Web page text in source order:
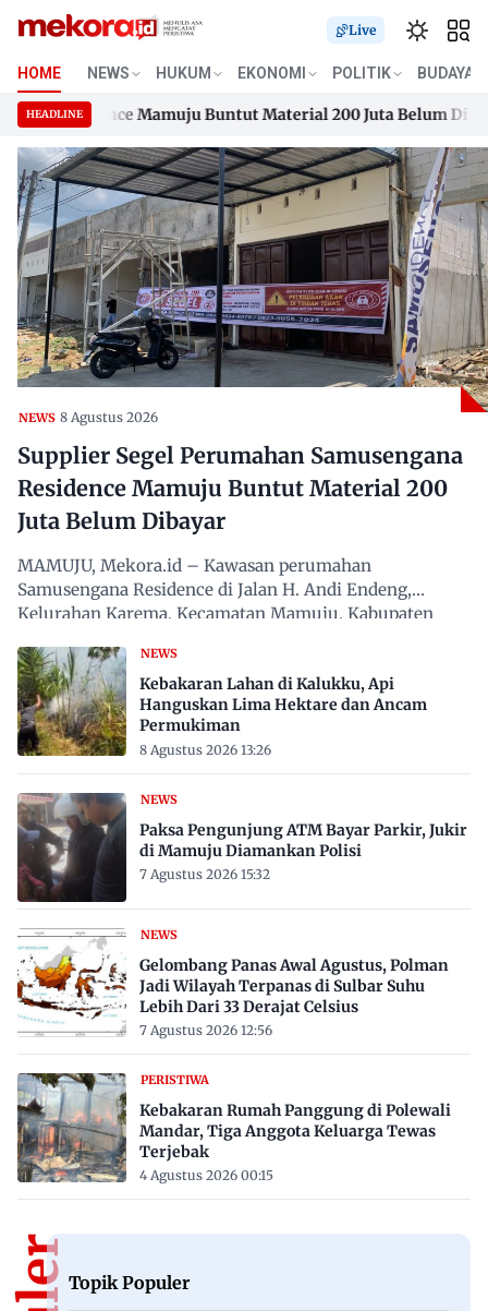
Skip
content
Live
HOME NEWS HUKUM EKONOMI POLITIK BUDAYA
HEADLINE
Residence Mamuju Buntut Material 200 Juta Belum Dibayar
Residence Mamuju Buntut Material 200 Juta Belum Dibayar
NEWS 8 Agustus 2026
Supplier Segel Perumahan Samusengana
Residence Mamuju Buntut Material 200
Juta Belum Dibayar
MAMUJU, Mekora.id – Kawasan perumahan
Samusengana Residence di Jalan H. Andi Endeng,
Kelurahan Karema, Kecamatan Mamuju, Kabupaten
NEWS
Kebakaran Lahan di Kalukku, Api
Hanguskan Lima Hektare dan Ancam
Permukiman
8 Agustus 2026 13:26
NEWS
Paksa Pengunjung ATM Bayar Parkir, Jukir
di Mamuju Diamankan Polisi
7 Agustus 2026 15:32
NEWS
Gelombang Panas Awal Agustus, Polman
Jadi Wilayah Terpanas di Sulbar Suhu
Lebih Dari 33 Derajat Celsius
7 Agustus 2026 12:56
PERISTIWA
Kebakaran Rumah Panggung di Polewali
Mandar, Tiga Anggota Keluarga Tewas
Terjebak
4 Agustus 2026 00:15
Topik Populer